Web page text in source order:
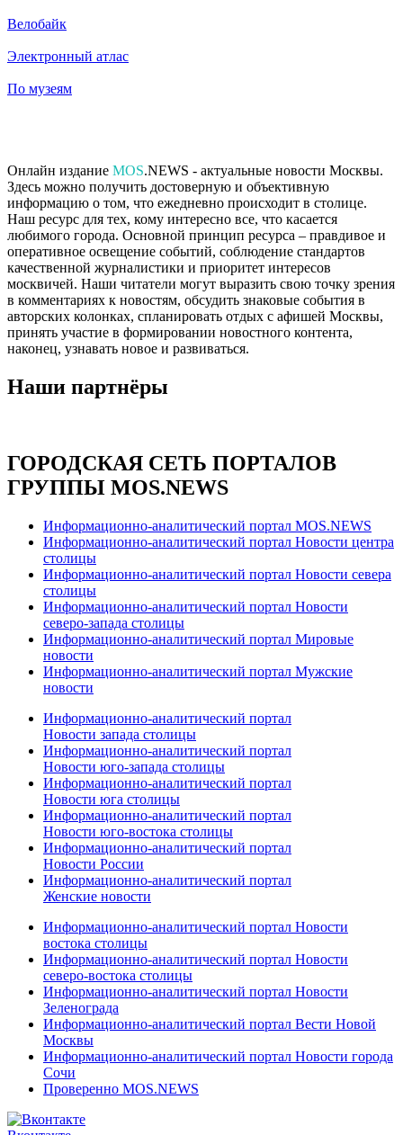
Велобайк
Электронный атлас
По музеям
Онлайн издание MOS.NEWS - актуальные новости Москвы.
Здесь можно получить достоверную и объективную
информацию о том, что ежедневно происходит в столице.
Наш ресурс для тех, кому интересно все, что касается
любимого города. Основной принцип ресурса – правдивое и
оперативное освещение событий, соблюдение стандартов
качественной журналистики и приоритет интересов
москвичей. Наши читатели могут выразить свою точку зрения
в комментариях к новостям, обсудить знаковые события в
авторских колонках, спланировать отдых с афишей Москвы,
принять участие в формировании новостного контента,
наконец, узнавать новое и развиваться.
Наши партнёры
ГОРОДСКАЯ СЕТЬ ПОРТАЛОВ
ГРУППЫ MOS.NEWS
Информационно-аналитический портал MOS.NEWS
Информационно-аналитический портал Новости центра
столицы
Информационно-аналитический портал Новости севера
столицы
Информационно-аналитический портал Новости
северо-запада столицы
Информационно-аналитический портал Мировые
новости
Информационно-аналитический портал Мужские
новости
Информационно-аналитический портал
Новости запада столицы
Информационно-аналитический портал
Новости юго-запада столицы
Информационно-аналитический портал
Новости юга столицы
Информационно-аналитический портал
Новости юго-востока столицы
Информационно-аналитический портал
Новости России
Информационно-аналитический портал
Женские новости
Информационно-аналитический портал Новости
востока столицы
Информационно-аналитический портал Новости
северо-востока столицы
Информационно-аналитический портал Новости
Зеленограда
Информационно-аналитический портал Вести Новой
Москвы
Информационно-аналитический портал Новости города
Сочи
Проверенно MOS.NEWS